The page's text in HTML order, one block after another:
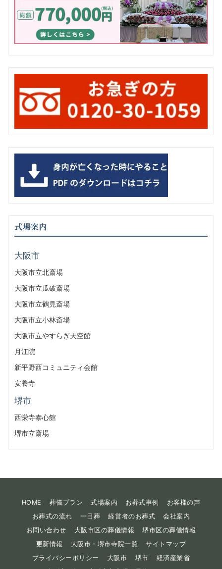
式場案内
大阪市
大阪市立北斎場
大阪市立瓜破斎場
大阪市立鶴見斎場
大阪市立小林斎場
大阪市立やすらぎ天空館
月江院
新平野西コミュニティ会館
安養寺
堺市
西栄寺泰心館
堺市立斎場
HOME 葬儀プラン 式場案内 お葬式事例
お客様の声
お葬式の流れ
一日葬 経営者のお葬式
会社案内
お問い合わせ
大阪市区の葬儀情報
堺市区の葬儀情報
更新情報
大阪市・堺市寺院一覧
サイトマップ
プライバシーポリシー
大阪市 堺市
経済産業省